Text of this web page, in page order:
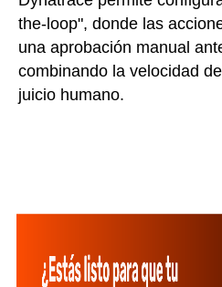
the-loop", donde las
una aprobación manual
combinando la velocidad
juicio humano.